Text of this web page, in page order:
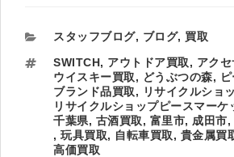
カ
ゴ
リ
ー
スタッフブログ, ブログ, 買取
タ
グ
SWITCH, アウトドア買取, アク
ウイスキー買取, どうぶつの森,
ブランド品買取, リサイクルショ
リサイクルショップピースマーケ
千葉県, 古酒買取, 富里市, 成田市,
, 玩具買取, 自転車買取, 貴金属買
高価買取